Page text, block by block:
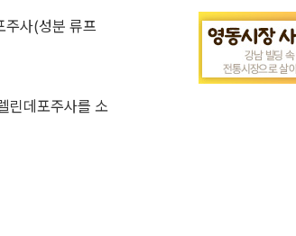
주사(성분 류프
린데포주사를 소